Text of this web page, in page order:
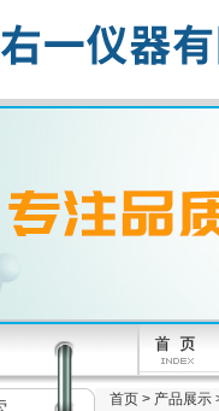
首页 > 产品展示